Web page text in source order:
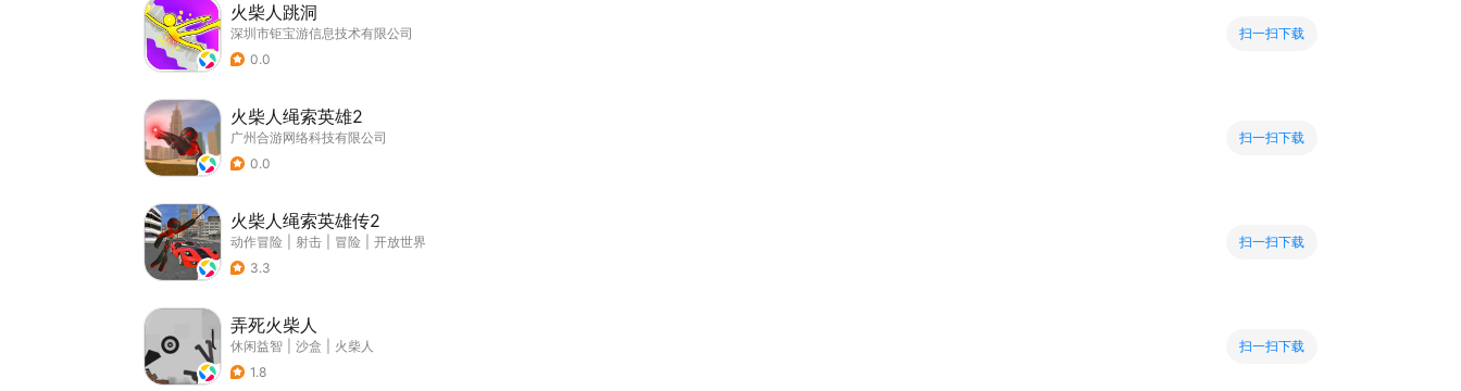
火柴人跳洞
深圳市钜宝游信息技术有限公司
0.0
扫一扫下载
火柴人绳索英雄2
广州合游网络科技有限公司
0.0
扫一扫下载
火柴人绳索英雄传2
动作冒险 射击 冒险
开放世界
3.3
扫一扫下载
弄死火柴人
休闲益智 沙盒
火柴人
1.8
扫一扫下载